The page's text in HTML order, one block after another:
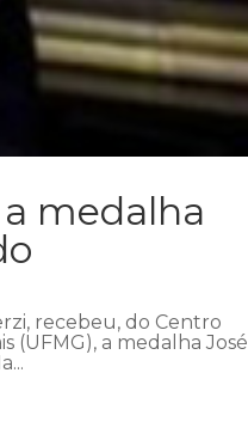
medalha
recebeu, do Centro
(UFMG), a medalha José